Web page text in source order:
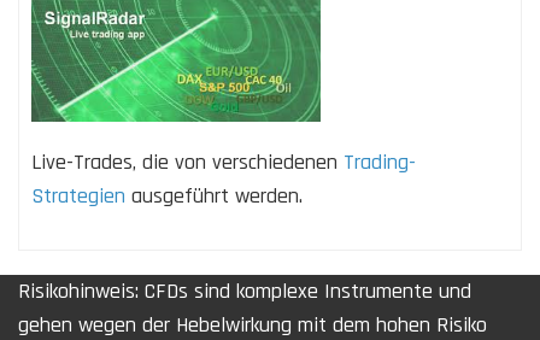
Live-Trades, die von verschiedenen Trading-
Strategien ausgeführt werden.
Risikohinweis: CFDs sind komplexe Instrumente und
gehen wegen der Hebelwirkung mit dem hohen Risiko